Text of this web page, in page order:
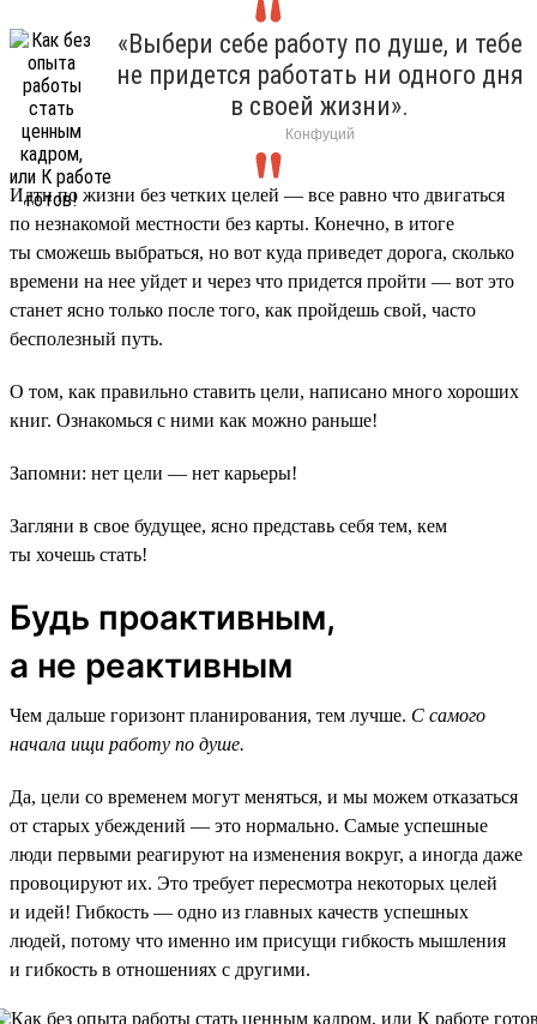
«Выбери себе работу по душе, и тебе
не придется работать ни одного дня
в своей жизни».
Конфуций
Идти по жизни без четких целей — все равно что двигаться
по незнакомой местности без карты. Конечно, в итоге
ты сможешь выбраться, но вот куда приведет дорога, сколько
времени на нее уйдет и через что придется пройти — вот это
станет ясно только после того, как пройдешь свой, часто
бесполезный путь.
О том, как правильно ставить цели, написано много хороших
книг. Ознакомься с ними как можно раньше!
Запомни: нет цели — нет карьеры!
Загляни в свое будущее, ясно представь себя тем, кем
ты хочешь стать!
Будь проактивным,
а не реактивным
Чем дальше горизонт планирования, тем лучше. С самого
начала ищи работу по душе.
Да, цели со временем могут меняться, и мы можем отказаться
от старых убеждений — это нормально. Самые успешные
люди первыми реагируют на изменения вокруг, а иногда даже
провоцируют их. Это требует пересмотра некоторых целей
и идей! Гибкость — одно из главных качеств успешных
людей, потому что именно им присущи гибкость мышления
и гибкость в отношениях с другими.